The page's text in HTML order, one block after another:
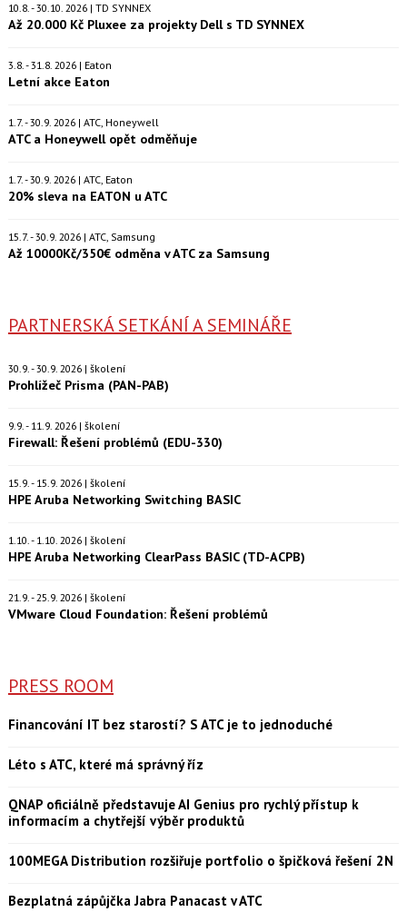
10.8. - 30.10. 2026 | TD SYNNEX
Až 20.000 Kč Pluxee za projekty Dell s TD SYNNEX
3.8. - 31.8. 2026 | Eaton
Letní akce Eaton
1.7. - 30.9. 2026 | ATC, Honeywell
ATC a Honeywell opět odměňuje
1.7. - 30.9. 2026 | ATC, Eaton
20% sleva na EATON u ATC
15.7. - 30.9. 2026 | ATC, Samsung
Až 10000Kč/350€ odměna v ATC za Samsung
PARTNERSKÁ SETKÁNÍ A SEMINÁŘE
30.9. - 30.9. 2026 | školení
Prohlížeč Prisma (PAN-PAB)
9.9. - 11.9. 2026 | školení
Firewall: Řešení problémů (EDU-330)
15.9. - 15.9. 2026 | školení
HPE Aruba Networking Switching BASIC
1.10. - 1.10. 2026 | školení
HPE Aruba Networking ClearPass BASIC (TD-ACPB)
21.9. - 25.9. 2026 | školení
VMware Cloud Foundation: Řešení problémů
PRESS ROOM
Financování IT bez starostí? S ATC je to jednoduché
Léto s ATC, které má správný říz
QNAP oficiálně představuje AI Genius pro rychlý přístup k
informacím a chytřejší výběr produktů
100MEGA Distribution rozšiřuje portfolio o špičková řešení 2N
Bezplatná zápůjčka Jabra Panacast v ATC